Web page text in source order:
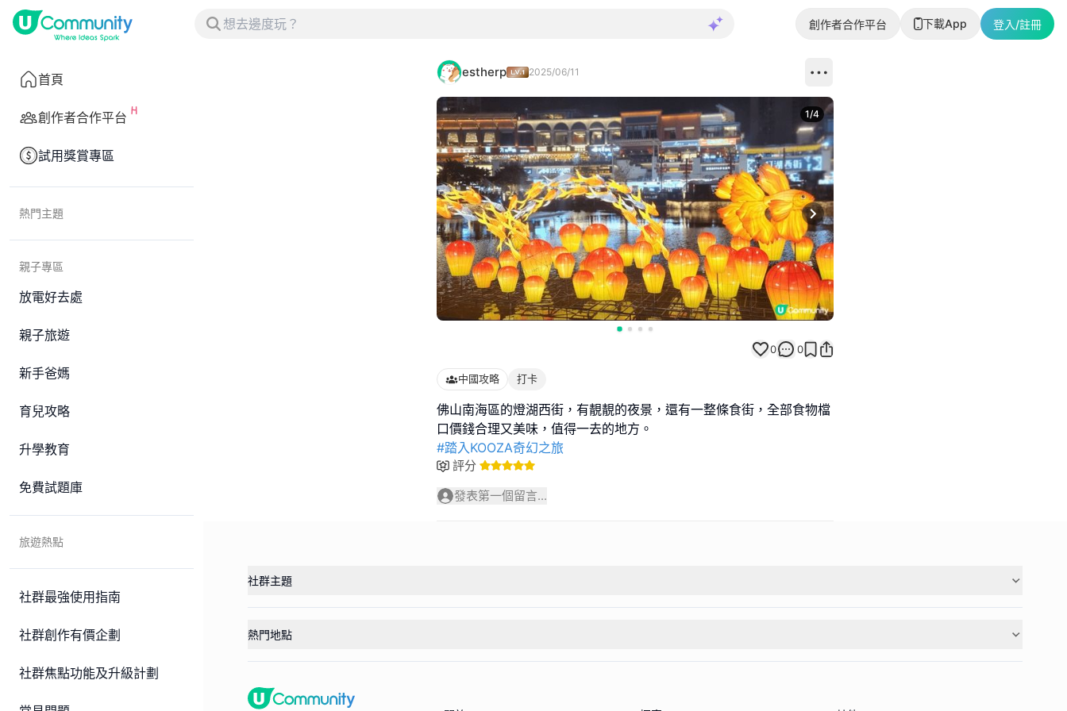
創作者合作平台 下載App 登入/註冊
首頁
創作者合作平台
試用獎賞專區
熱門主題
親子專區
放電好去處
親子旅遊
新手爸媽
育兒攻略
升學教育
免費試題庫
旅遊熱點
社群最強使用指南
社群創作有價企劃
社群焦點功能及升級計劃
estherp 2025/06/11
Next slide
1/4
0 0
中國攻略 打卡
佛山南海區的燈湖西街，有靚靚的夜景，還有一整條食街，全部食物檔
#踏入KOOZA奇幻之旅
評分
發表第一個留言...
社群主題
熱門地點